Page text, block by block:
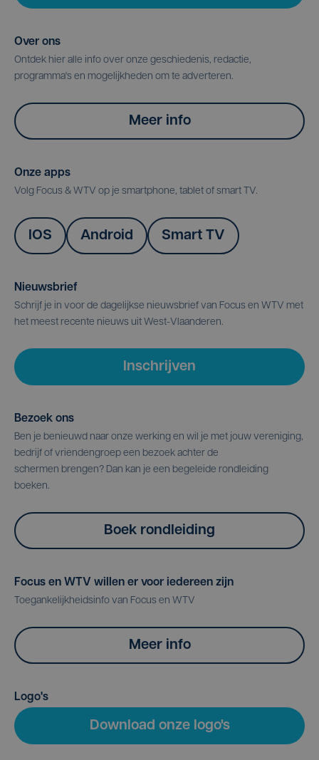
Over ons
Ontdek hier alle info over onze geschiedenis, redactie,
programma's en mogelijkheden om te adverteren.
Meer info
Onze apps
Volg Focus & WTV op je smartphone, tablet of smart TV.
IOS Android Smart TV
Nieuwsbrief
Schrijf je in voor de dagelijkse nieuwsbrief van Focus en WTV met
het meest recente nieuws uit West-Vlaanderen.
Inschrijven
Bezoek ons
Ben je benieuwd naar onze werking en wil je met jouw vereniging,
bedrijf of vriendengroep een bezoek achter de
schermen brengen? Dan kan je een begeleide rondleiding
boeken.
Boek rondleiding
Focus en WTV willen er voor iedereen zijn
Toegankelijkheidsinfo van Focus en WTV
Meer info
Logo's
Download onze logo's